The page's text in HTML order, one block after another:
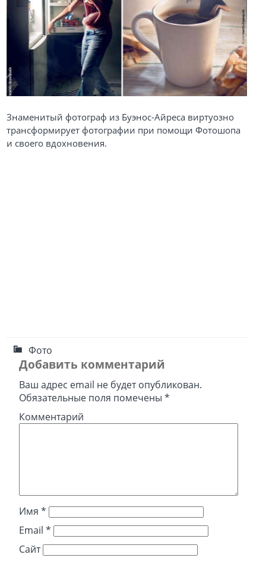
Знаменитый фотограф из Буэнос-Айреса виртуозно
трансформирует фотографии при помощи Фотошопа
и своего вдохновения.
Фото
Добавить комментарий
Ваш адрес email не будет опубликован.
Обязательные поля помечены*
Комментарий
Имя*
Email*
Сайт